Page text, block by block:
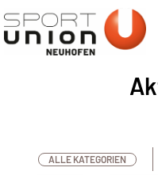
ALLE KATEGORIEN